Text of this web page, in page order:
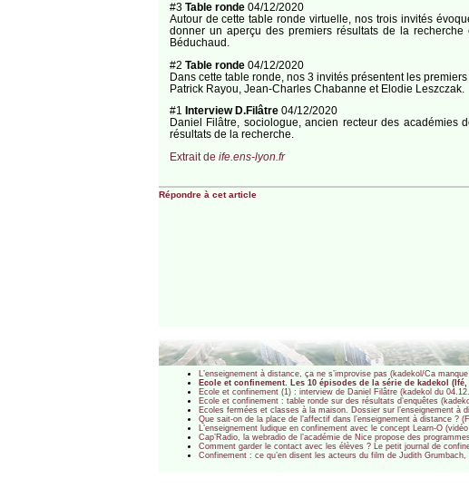
#3 Table ronde 04/12/2020
Autour de cette table ronde virtuelle, nos trois invités
donner un aperçu des premiers résultats de la
Béduchaud.
#2 Table ronde04/12/2020
Dans cette table ronde, nos 3 invités présentent les
Patrick Rayou, Jean-Charles Chabanne et Elodie Leszczak.
#1
Interview D.Filâtre04/12/2020
Daniel Filâtre, sociologue, ancien recteur des académies
résultats de la recherche.
Extrait de ife.ens-lyon.fr
Répondre à cet article
L’enseignement à distance, ça ne s’improvise pas (kadekol/Ca manque
Ecole et confinement. Les 10 épisodes de la série de kadekol (Ifé,
Ecole et confinement (1) : interview de Daniel Filâtre (kadekol du
Ecole et confinement : table ronde sur des résultats d’enquêtes
Ecoles fermées et classes à la maison. Dossier sur l’enseignement à
Que sait-on de la place de l’affectif dans l’enseignement à distance
L’enseignement ludique en confinement avec le concept Learn-O
Cap’Radio, la webradio de l’académie de Nice propose des
Comment garder le contact avec les élèves ? Le petit journal de
Confinement : ce qu’en disent les acteurs du film de Judith